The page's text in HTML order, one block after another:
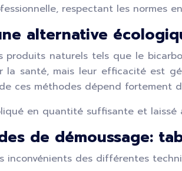
respectant les normes
alternative
produits naturels tels que le
la santé, mais leur efficacité est
ces méthodes dépend fortement
en quantité suffisante et
de démoussage:
inconvénients des différentes